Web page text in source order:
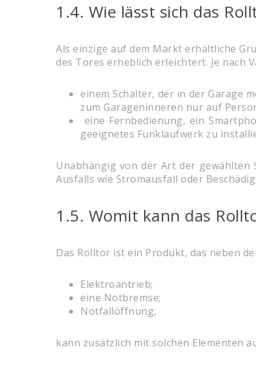
1.4. Wie lässt sich das
Als einzige auf dem Markt erhältliche
des Tores erheblich erleichtert. Je nach
einem Schalter, der in der Garage
zum Garageninneren nur auf
eine Fernbedienung, ein
geeignetes Funklaufwerk zu
Unabhängig von der Art der
Ausfalls wie Stromausfall oder
1.5. Womit kann das
Das Rolltor ist ein Produkt, das neben
Elektroantrieb;
eine Notbremse;
Notfallöffnung,
kann zusätzlich mit solchen Elementen